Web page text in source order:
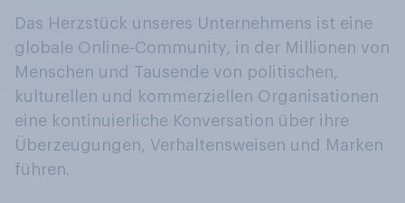
Das Herzstück unseres Unternehmens ist eine
globale Online-Community, in der Millionen von
Menschen und Tausende von politischen,
kulturellen und kommerziellen Organisationen
eine kontinuierliche Konversation über ihre
Überzeugungen, Verhaltensweisen und Marken
führen.